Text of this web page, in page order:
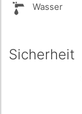
Wasser
Sicherheit